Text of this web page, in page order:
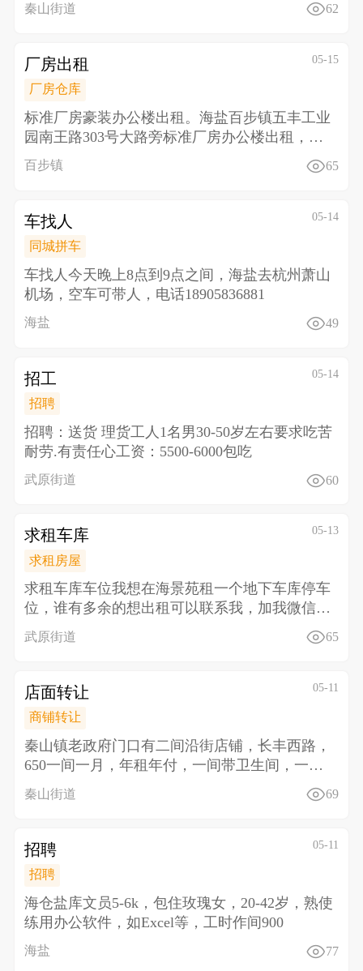
秦山街道 62
厂房出租 05-15
厂房仓库
标准厂房豪装办公楼出租。海盐百步镇五丰工业
园南王路303号大路旁标准厂房办公楼出租，三
楼面积2300
百步镇 65
车找人 05-14
同城拼车
车找人 今天晚上8点到9点之间，海盐去杭州萧山
机场，空车可带人，电话18905836881
海盐 49
招工 05-14
招聘
招聘：送货 理货工人1名男30-50岁左右 要求吃苦
耐劳.有责任心 工资：5500-6000包吃
武原街道 60
求租车库 05-13
求租房屋
求租车库车位 我想在海景苑租一个地下车库停车
位，谁有多余的想出租可以联系我，加我微信详
聊13013
武原街道 65
店面转让 05-11
商铺转让
秦山镇老政府门口有二间沿街店铺，长丰西路，
650一间一月，年租年付，一间带卫生间，一间
带厨房，对面文
秦山街道 69
招聘 05-11
招聘
海仓盐库文员5-6k，包住 玫瑰女，20-42岁，熟使
练用办公软件，如Excel等，工时作间900
海盐 77